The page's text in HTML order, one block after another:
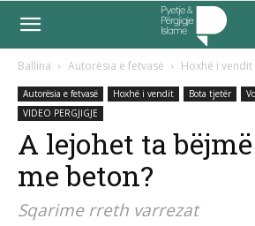
Ballina Autorësia e fetvasë Hoxhë i vendit
Autorësia e fetvasë Hoxhë i vendit Bota tjetër
VIDEO PERGJIGJE
A lejohet ta
me beton?
Sqarime rreth varrezat